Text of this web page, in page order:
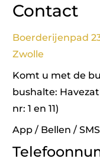
Contact
Boerderijenpad
Zwolle
Komt u met de
bushalte:
nr: 1 en 11)
App / Bellen / SMS